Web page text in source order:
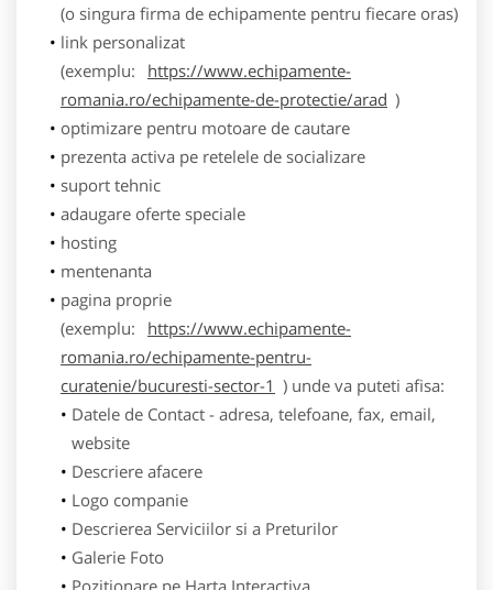
(o singura firma de echipamente pentru fiecare oras)
link personalizat
(exemplu:
https://www.echipamente-
romania.ro/echipamente-de-protectie/arad )
optimizare pentru motoare de cautare
prezenta activa pe retelele de socializare
suport tehnic
adaugare oferte speciale
hosting
mentenanta
pagina proprie
(exemplu:
https://www.echipamente-
romania.ro/echipamente-pentru-
curatenie/bucuresti-sector-1 ) unde va puteti afisa:
Datele de Contact - adresa, telefoane, fax, email,
website
Descriere afacere
Logo companie
Descrierea Serviciilor si a Preturilor
Galerie Foto
Pozitionare pe Harta Interactiva